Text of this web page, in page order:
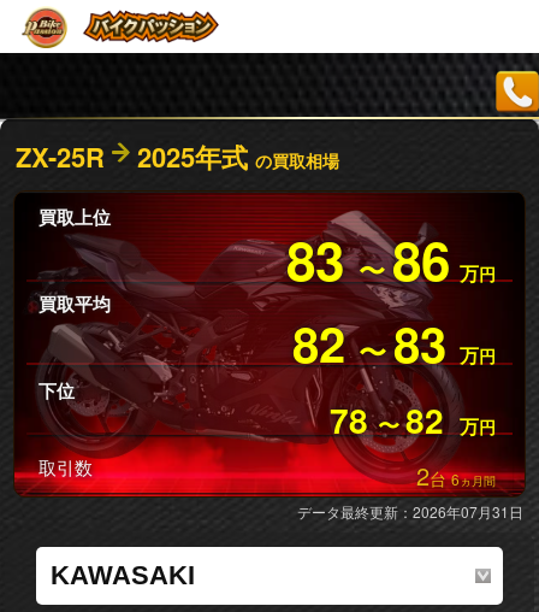
ZX-25R 2025年式の買取相場
買取上位
83 〜86 万円
買取平均
82 〜83 万円
下位
78 〜82 万円
取引数 2台6ヵ月間
データ最終更新：2026年07月31日